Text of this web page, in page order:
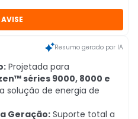
Resumo gerado por IA
Projetada para
séries 9000, 8000 e
solução de energia de
Geração: Suporte total a